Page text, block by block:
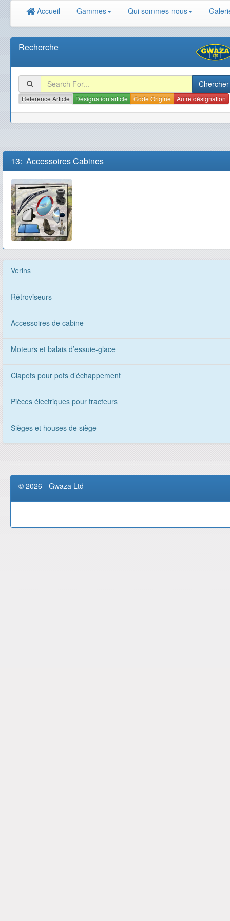
Accueil Gammes Qui sommes-nous
Recherche
Référence Article Désignation article Code Origine Autre désignation
13: Accessoires Cabines
Verins
Rétroviseurs
Accessoires de cabine
Moteurs et balais d’essuie-glace
Clapets pour pots d’échappement
Pièces électriques pour tracteurs
Sièges et houses de siège
© 2026 - Gwaza Ltd